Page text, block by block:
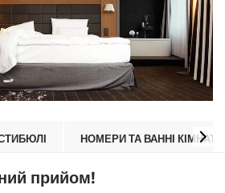
НОМЕРИ ТА ВАННІ КІМНАТИ
прийом!